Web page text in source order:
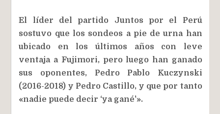
El líder del partido Juntos por el Perú
sostuvo que los sondeos a pie de urna han
ubicado en los últimos años con leve
ventaja a Fujimori, pero luego han ganado
sus oponentes, Pedro Pablo Kuczynski
(2016-2018) y Pedro Castillo, y que por tanto
«nadie puede decir ‘ya gané'».